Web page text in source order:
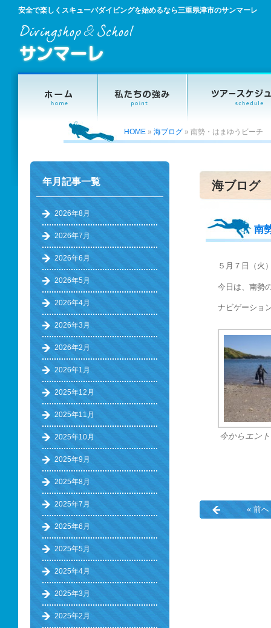
安全で楽しくスキューバダイビングを始めるなら三重県津市のサンマーレ
HOME » 海ブログ » 南勢・はまゆうビーチ
海ブログ
南
５月７日（火
今日は、南勢
ナビゲーショ
今からエン
« 前へ
年月記事一覧
2026年8月
2026年7月
2026年6月
2026年5月
2026年4月
2026年3月
2026年2月
2026年1月
2025年12月
2025年11月
2025年10月
2025年9月
2025年8月
2025年7月
2025年6月
2025年5月
2025年4月
2025年3月
2025年2月